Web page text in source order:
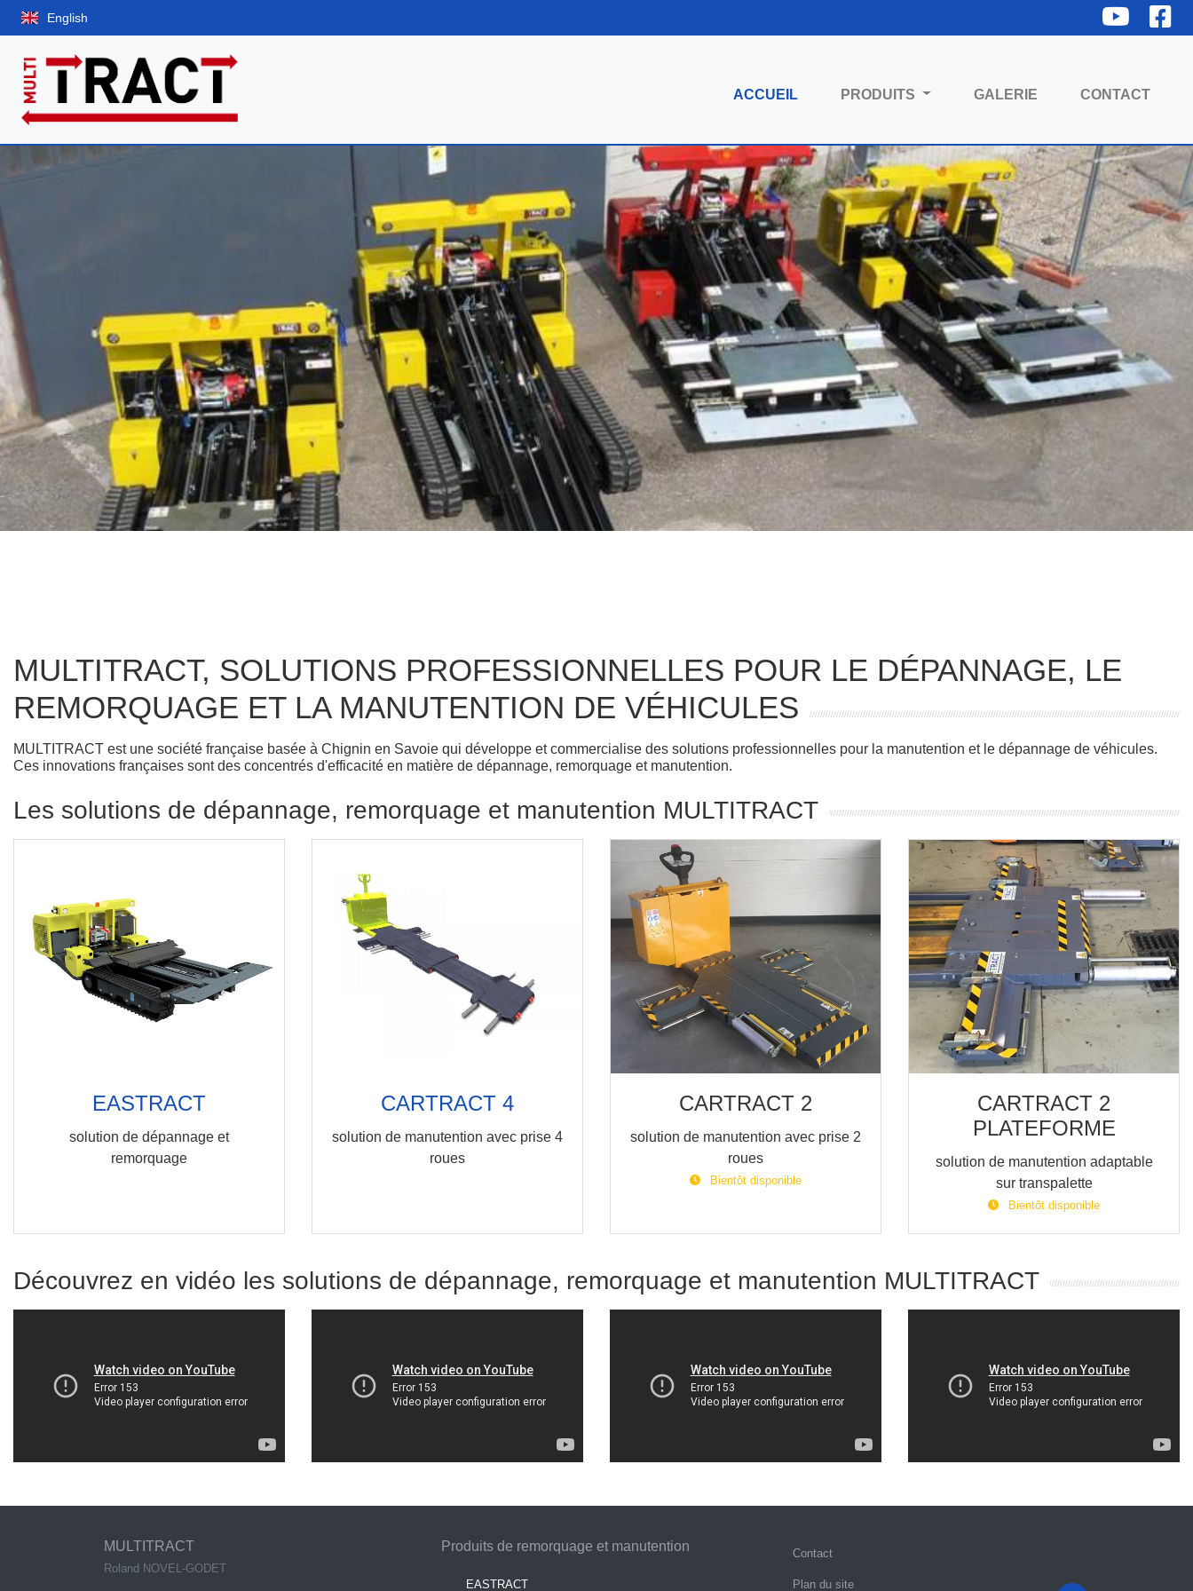
English YouTube
ACCUEIL (COURANT)PRODUITS GALERIE CONTACT
MULTITRACT, SOLUTIONS PROFESSIONNELLES POUR LE DÉPANNAGE, LE
REMORQUAGE ET LA MANUTENTION DE VÉHICULES
MULTITRACT est une société française basée à Chignin en Savoie qui développe et commercialise des solutions professionnelles pour la manutention et le dépannage de véhicules.
Ces innovations françaises sont des concentrés d'efficacité en matière de dépannage, remorquage et manutention.
Les solutions de dépannage, remorquage et manutention MULTITRACT
EASTRACT
solution de dépannage et
remorquage
CARTRACT 4
solution de manutention avec prise 4
roues
CARTRACT 2
solution de manutention avec prise 2
roues
Bientôt disponible
CARTRACT 2
PLATEFORME
solution de manutention adaptable
sur transpalette
Bientôt disponible
Découvrez en vidéo les solutions de dépannage, remorquage et manutention MULTITRACT
MULTITRACT
Roland NOVEL-GODET
Produits de remorquage et manutention
EASTRACT
Contact
Plan du site